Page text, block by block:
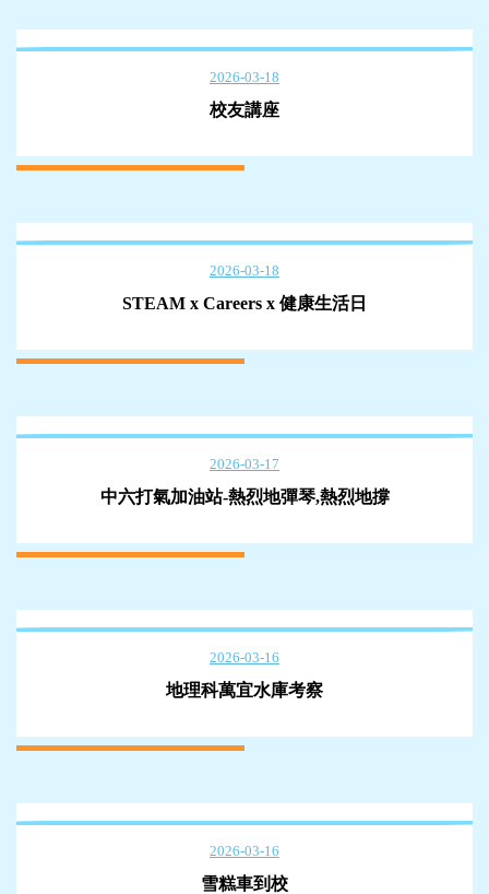
2026-03-18
校友講座
2026-03-18
STEAM x Careers x 健康生活日
2026-03-17
中六打氣加油站-熱烈地彈琴,熱烈地撐
2026-03-16
地理科萬宜水庫考察
2026-03-16
雪糕車到校